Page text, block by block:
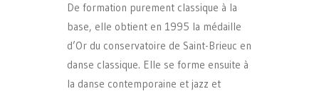
De formation purement classique à la
base, elle obtient en 1995 la médaille
d’Or du conservatoire de Saint-Brieuc en
danse classique. Elle se forme ensuite à
la danse contemporaine et jazz et